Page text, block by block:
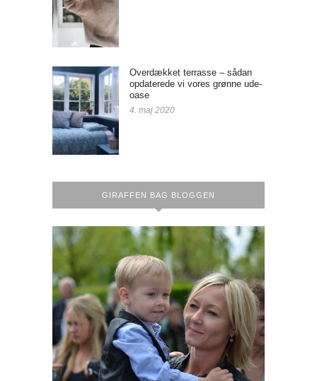
Overdækket terrasse – sådan
opdaterede vi vores grønne ude-
oase
4. maj 2020
GIRAFFEN BAG BLOGGEN